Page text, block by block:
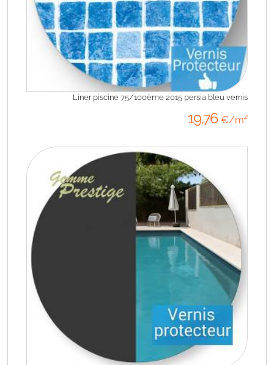
Liner piscine 75/100ème 2015 persia bleu vernis
19,76 €/m²